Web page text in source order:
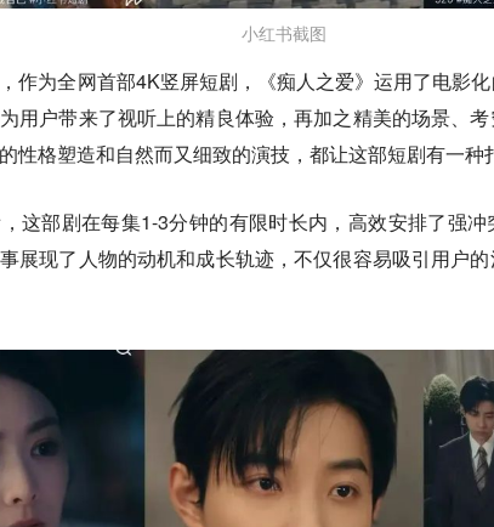
小红书截图
作为全网首部4K竖屏短剧，《痴人之爱》运用了电影
用户带来了视听上的精良体验，再加之精美的场景、
性格塑造和自然而又细致的演技， 都让这部短剧有一种
这部剧在每集1-3分钟的有限时长内，高效安排了强
展现了人物的动机和成长轨迹，不仅很容易吸引用户